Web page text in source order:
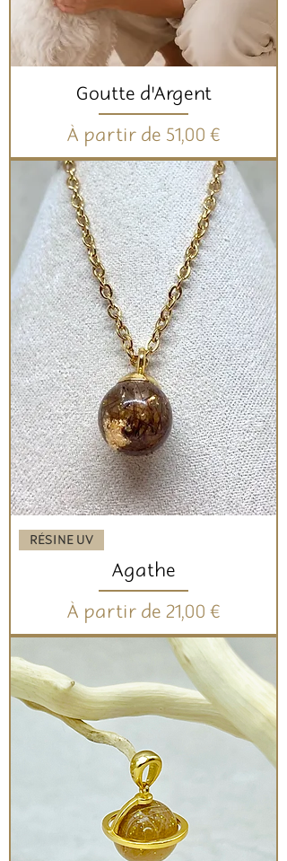
Goutte d'Argent
À partir de 51,00 €
Prix promotionnel
RÉSINE UV
Agathe
À partir de 21,00 €
Prix promotionnel